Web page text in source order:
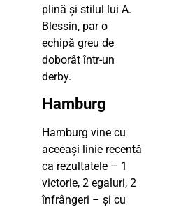
plină și stilul lui A.
Blessin, par o
echipă greu de
doborât într-un
derby.
Hamburg
Hamburg vine cu
aceeași linie recentă
ca rezultatele – 1
victorie, 2 egaluri, 2
înfrângeri – și cu